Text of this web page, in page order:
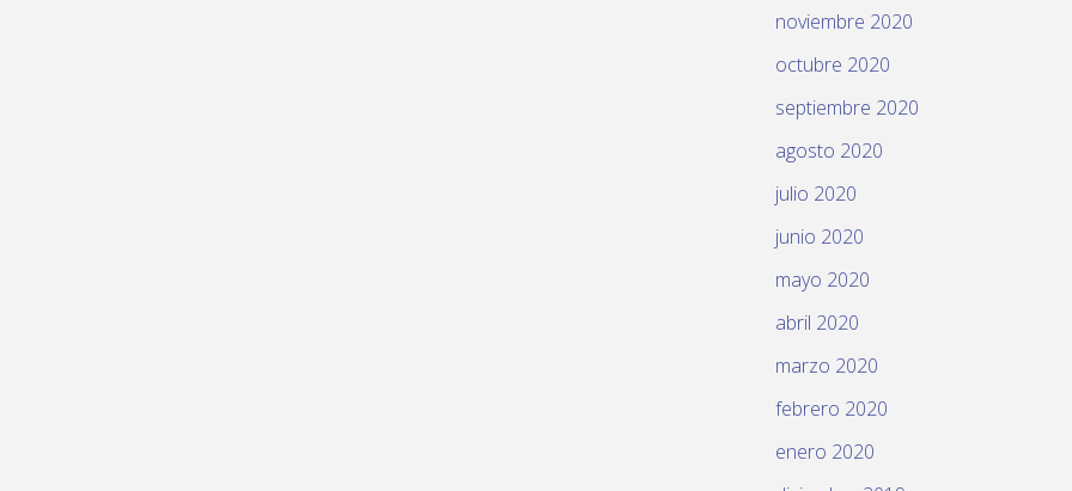
noviembre 2020
octubre 2020
septiembre 2020
agosto 2020
julio 2020
junio 2020
mayo 2020
abril 2020
marzo 2020
febrero 2020
enero 2020